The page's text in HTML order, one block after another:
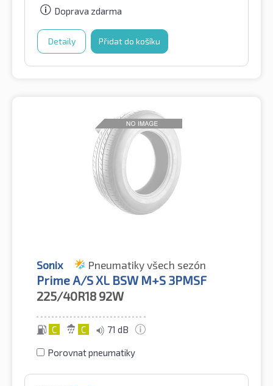
Doprava zdarma
Detaily Přidat do košíku
Sonix Pneumatiky všech sezón
Prime A/S XL BSW M+S 3PMSF
225/40R18 92W
C C 71 dB
Porovnat pneumatiky